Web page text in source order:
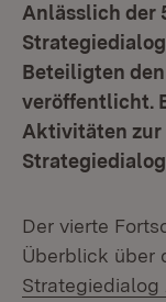
Anlässlich der
Beteiligten
veröffentlicht.
Aktivitäten zur
Der vierte
Überblick über